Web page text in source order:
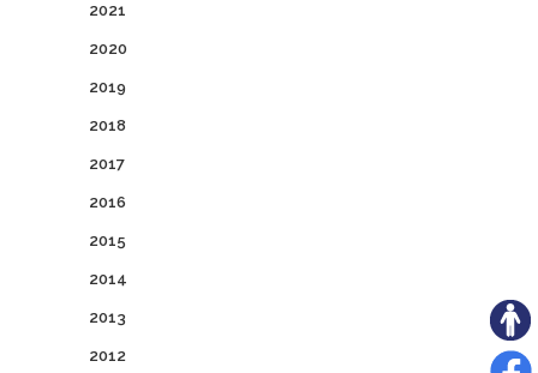
2021
2020
2019
2018
2017
2016
2015
2014
2013
2012